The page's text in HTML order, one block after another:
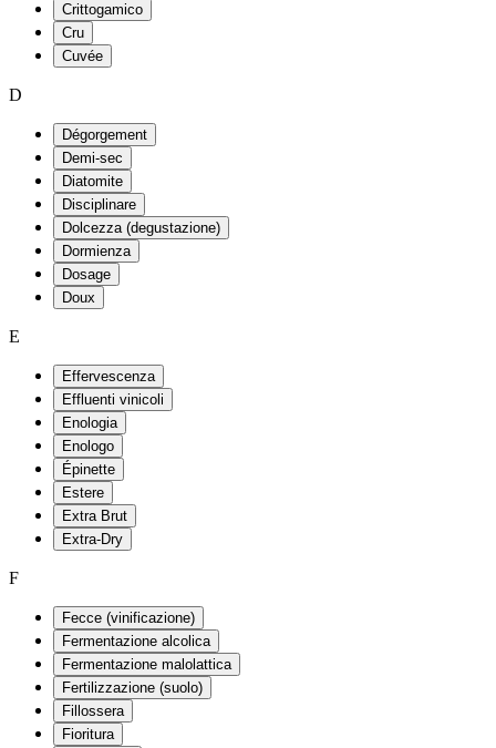
Crittogamico
Cru
Cuvée
D
Dégorgement
Demi-sec
Diatomite
Disciplinare
Dolcezza (degustazione)
Dormienza
Dosage
Doux
E
Effervescenza
Effluenti vinicoli
Enologia
Enologo
Épinette
Estere
Extra Brut
Extra-Dry
F
Fecce (vinificazione)
Fermentazione alcolica
Fermentazione malolattica
Fertilizzazione (suolo)
Fillossera
Fioritura